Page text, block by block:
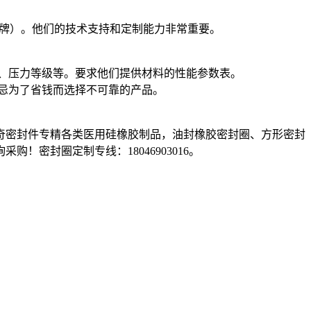
。他们的技术支持和定制能力非常重要。
力等级等。要求他们提供材料的性能参数表。
了省钱而选择不可靠的产品。
封件专精各类医用硅橡胶制品，油封橡胶密封圈、方形密封
购！密封圈定制专线：18046903016。